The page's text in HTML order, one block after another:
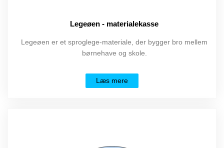
Legeøen - materialekasse
Legeøen er et sproglege-materiale, der bygger bro mellem
børnehave og skole.
Læs mere